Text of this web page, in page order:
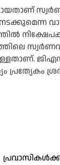
സ്വർണ
പ്രത്യേകം